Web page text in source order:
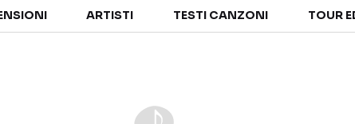
TALENT SHOW
ARTISTI TESTI CANZONI TOUR